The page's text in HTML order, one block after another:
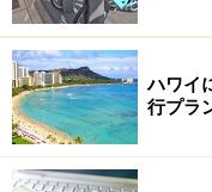
ハワイ
行プラ